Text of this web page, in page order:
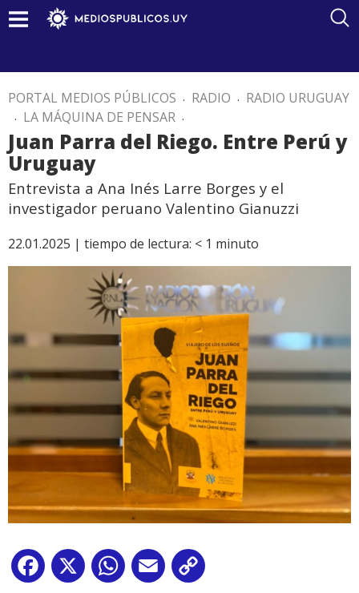
PORTAL MEDIOS PÚBLICOS . RADIO . RADIO URUGUAY
. LA MÁQUINA DE PENSAR .
Juan Parra del Riego. Entre Perú y
Uruguay
Entrevista a Ana Inés Larre Borges y el
investigador peruano Valentino Gianuzzi
22.01.2025 | tiempo de lectura: < 1 minuto
Facebook
X WhatsApp
Email